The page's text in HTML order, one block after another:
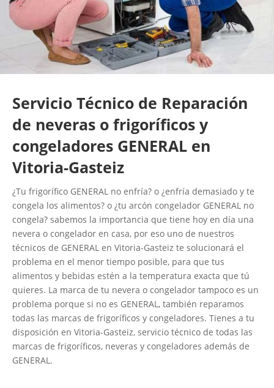
Servicio Técnico de Reparación
de neveras o frigoríficos y
congeladores GENERAL en
Vitoria-Gasteiz
¿Tu frigorífico GENERAL no enfría? o ¿enfría demasiado y te
congela los alimentos? o ¿tu arcón congelador GENERAL no
congela? sabemos la importancia que tiene hoy en día una
nevera o congelador en casa, por eso uno de nuestros
técnicos de GENERAL en Vitoria-Gasteiz te solucionará el
problema en el menor tiempo posible, para que tus
alimentos y bebidas estén a la temperatura exacta que tú
quieres. La marca de tu nevera o congelador tampoco es un
problema porque si no es GENERAL, también reparamos
todas las marcas de frigoríficos y congeladores. Tienes a tu
disposición en Vitoria-Gasteiz, servicio técnico de todas las
marcas de frigoríficos, neveras y congeladores además de
GENERAL.